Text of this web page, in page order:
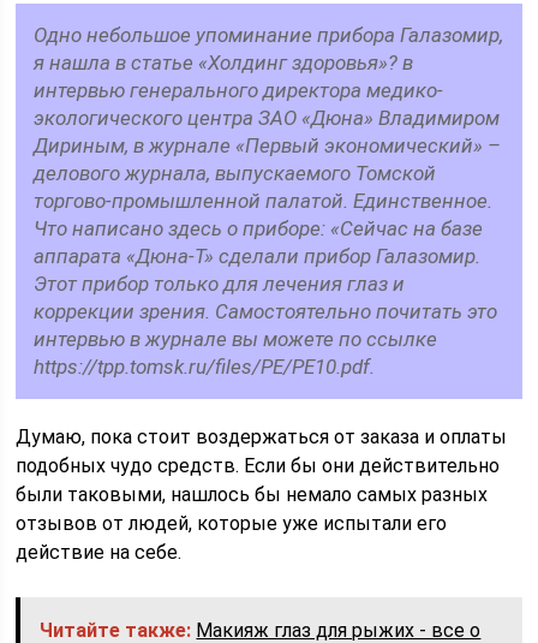
Одно небольшое упоминание прибора Галазомир,
я нашла в статье «Холдинг здоровья»? в
интервью генерального директора медико-
экологического центра ЗАО «Дюна» Владимиром
Дириным, в журнале «Первый экономический» –
делового журнала, выпускаемого Томской
торгово-промышленной палатой. Единственное.
Что написано здесь о приборе: «Сейчас на базе
аппарата «Дюна-Т» сделали прибор Галазомир.
Этот прибор только для лечения глаз и
коррекции зрения. Самостоятельно почитать это
интервью в журнале вы можете по ссылке
https://tpp.tomsk.ru/files/PE/PE10.pdf.
Думаю, пока стоит воздержаться от заказа и оплаты
подобных чудо средств. Если бы они действительно
были таковыми, нашлось бы немало самых разных
отзывов от людей, которые уже испытали его
действие на себе.
Читайте также: Макияж глаз для рыжих - все о